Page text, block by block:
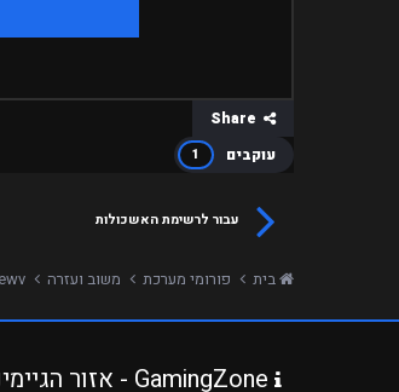
עוקבים
1
עבור לרשימת האשכולות
בית פורומי מערכת משוב ועזרה